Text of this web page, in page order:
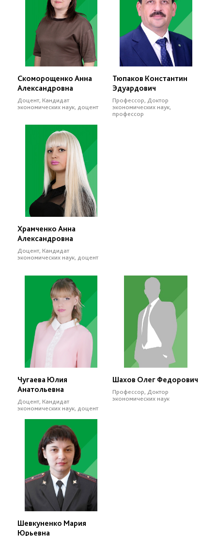
Скоморощенко Анна
Александровна
Доцент, Кандидат
экономических наук, доцент
Тюпаков Константин
Эдуардович
Профессор, Доктор
экономических наук,
профессор
Храмченко Анна
Александровна
Доцент, Кандидат
экономических наук, доцент
Чугаева Юлия
Анатольевна
Доцент, Кандидат
экономических наук, доцент
Шахов Олег Федорович
Профессор, Доктор
экономических наук
Шевкуненко Мария
Юрьевна